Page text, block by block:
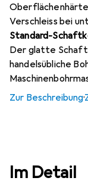
Verschleiss bei
Standard-
Der glatte Schaft
handelsübliche
Zur Beschreibung·
Im Detail